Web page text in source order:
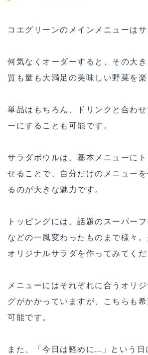
コエグリーンのメインメニューはサ
何気なくオーダーすると、その大き
質も量も大満足の美味しい野菜を楽
単品はもちろん、ドリンクと合わ
ーにすることも可能です。
サラダボウルは、基本メニューに
せることで、自分だけのメニュー
るのが大きな魅力です。
トッピングには、話題のスーパー
などの一風変わったものまで様々
オリジナルサラダを作ってみてくだ
メニューにはそれぞれに合うオリ
グがかかっていますが、こちらも
可能です。
また、「今日は軽めに…」という日